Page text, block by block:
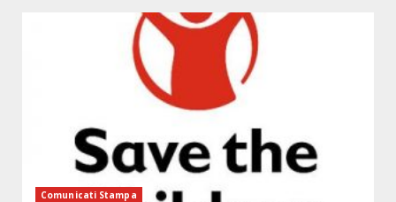
Comunicati Stampa